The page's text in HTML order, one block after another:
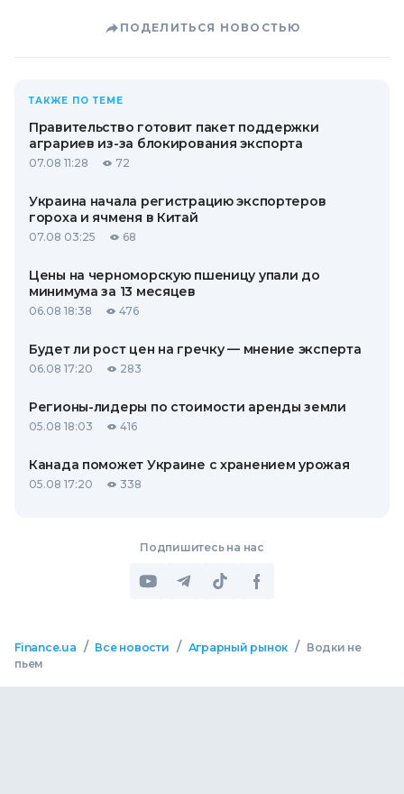
ПОДЕЛИТЬСЯ НОВОСТЬЮ
ТАКЖЕ ПО ТЕМЕ
Правительство готовит пакет поддержки
аграриев из-за блокирования экспорта
07.08 11:28 72
Украина начала регистрацию экспортеров
гороха и ячменя в Китай
07.08 03:25 68
Цены на черноморскую пшеницу упали до
минимума за 13 месяцев
06.08 18:38 476
Будет ли рост цен на гречку — мнение эксперта
06.08 17:20 283
Регионы-лидеры по стоимости аренды земли
05.08 18:03 416
Канада поможет Украине с хранением урожая
05.08 17:20 338
Подпишитесь на нас
Finance.ua / Все новости / Аграрный рынок /
Водки не
пьем